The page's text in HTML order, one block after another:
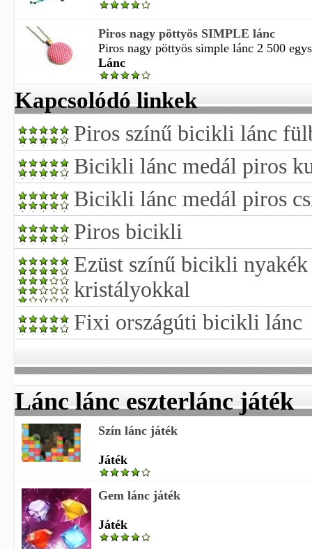
Piros nagy pöttyös SIMPLE lánc
Piros nagy pöttyös simple lánc 2 500
Lánc
Kapcsolódó linkek
Piros színű bicikli lánc
Bicikli lánc medál piros
Bicikli lánc medál piros
Piros bicikli
Ezüst színű bicikli
kristályokkal
Fixi országúti bicikli lánc
Lánc lánc eszterlánc játék
Szín lánc játék
Játék
Gem lánc játék
Játék